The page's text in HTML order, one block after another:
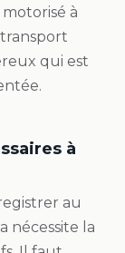
à
qui est
à
au
nécessite la